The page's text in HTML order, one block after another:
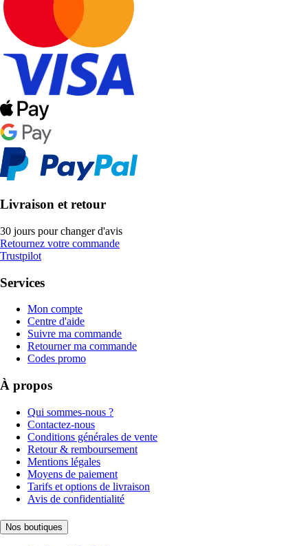
Livraison et retour
30 jours pour changer d'avis
Retournez votre commande
Trustpilot
Services
Mon compte
Centre d'aide
Suivre ma commande
Retourner ma commande
Codes promo
À propos
Qui sommes-nous ?
Contactez-nous
Conditions générales de vente
Retour & remboursement
Mentions légales
Moyens de paiement
Tarifs et options de livraison
Avis de confidentialité
Nos boutiques